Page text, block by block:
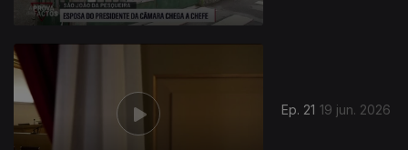
Ep. 21 19 jun. 2026